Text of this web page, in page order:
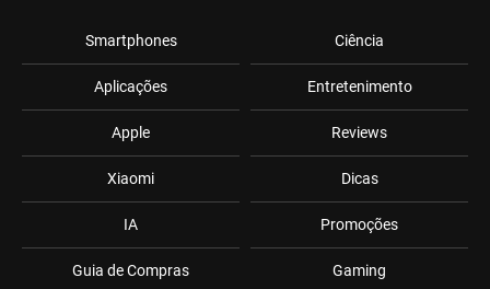
Smartphones
Aplicações
Apple
Xiaomi
IA
Guia de Compras
Ciência
Entretenimento
Reviews
Dicas
Promoções
Gaming